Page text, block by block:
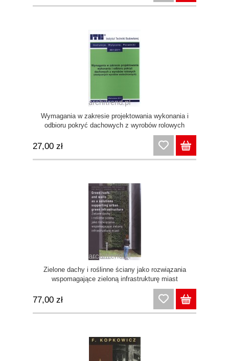
Wymagania w zakresie projektowania wykonania i
odbioru pokryć dachowych z wyrobów rolowych
27,00 zł
Zielone dachy i roślinne ściany jako rozwiązania
wspomagające zieloną infrastrukturę miast
77,00 zł